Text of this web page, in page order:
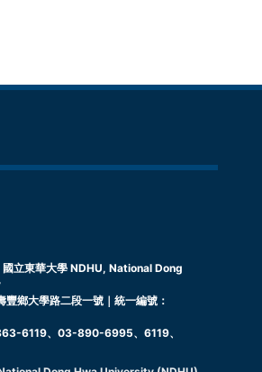
國立東華大學 NDHU, National Dong
鄉大學路二段一號｜統一編號：
6119、03-890-6995、6119、